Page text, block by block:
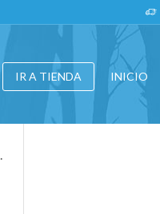
IR A TIENDA INICIO